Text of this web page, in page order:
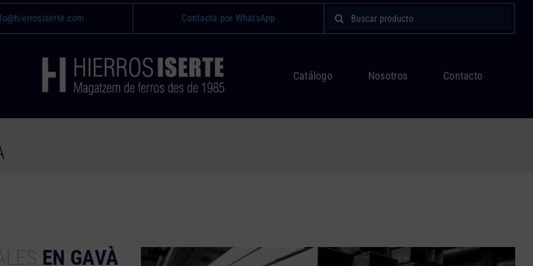
Contacta por WhatsApp Buscar:
Catálogo Nosotros Contacto
EN GAVÀ